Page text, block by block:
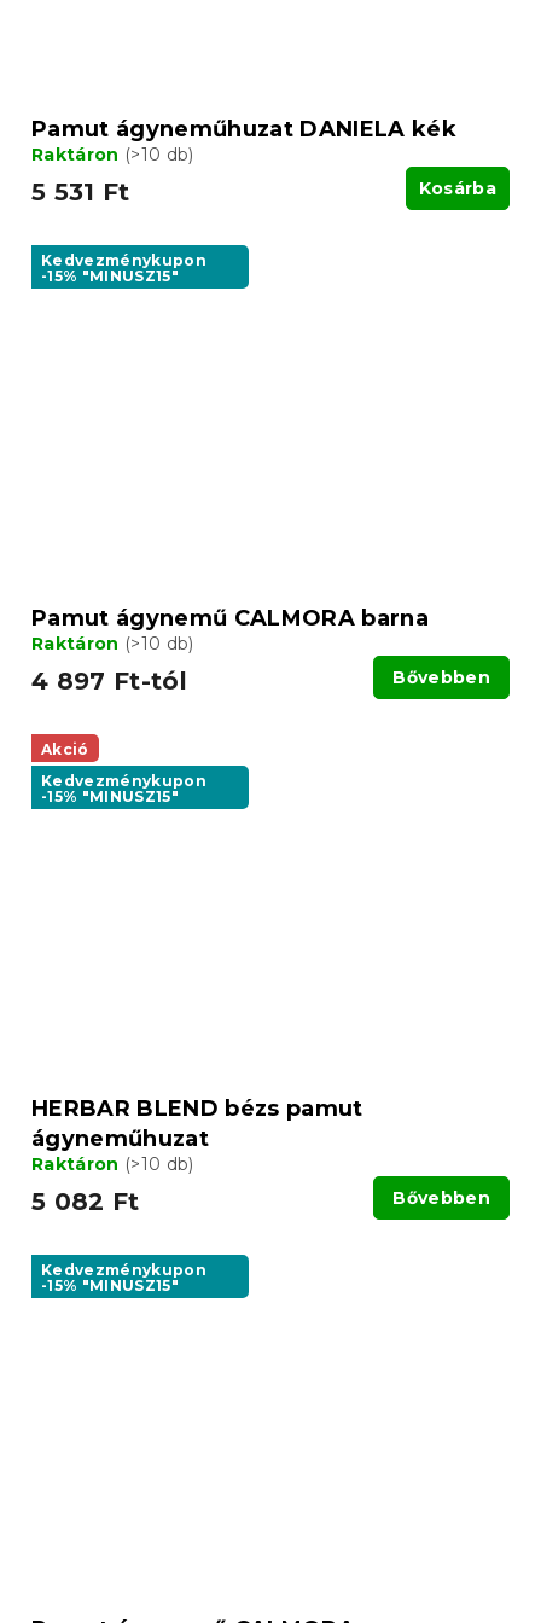
Pamut ágyneműhuzat DANIELA kék
Raktáron (>10 db)
5 531 Ft Kosárba
Kedvezménykupon
-15% "MINUSZ15"
Pamut ágynemű CALMORA barna
Raktáron (>10 db)
4 897 Ft-tól Bővebben
Akció
Kedvezménykupon
-15% "MINUSZ15"
HERBAR BLEND bézs pamut
ágyneműhuzat
Raktáron (>10 db)
5 082 Ft Bővebben
Kedvezménykupon
-15% "MINUSZ15"